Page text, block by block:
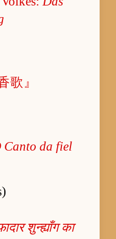
歌』
Canto da fiel
शुन्ह्याँग का